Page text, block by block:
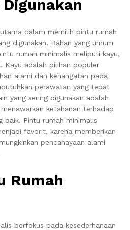
dalam memilih pintu rumah
digunakan. Bahan yang umum
rumah minimalis meliputi kayu,
Kayu adalah pilihan populer
alami dan kehangatan pada
perawatan yang tepat
yang sering digunakan adalah
ketahanan terhadap
baik. Pintu rumah minimalis
favorit, karena memberikan
pencahayaan alami
Rumah
berfokus pada kesederhanaan